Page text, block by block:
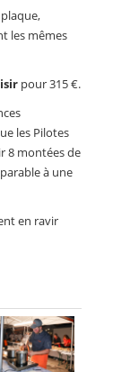
les mêmes
pour 315 €.
les Pilotes
8 montées de
à une
en ravir